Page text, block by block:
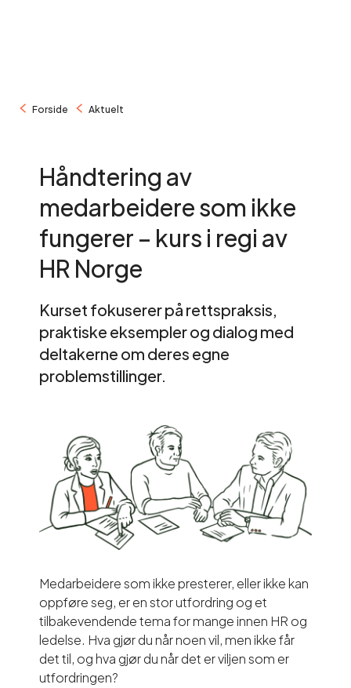
Forside Aktuelt
Håndtering av
medarbeidere som ikke
fungerer – kurs i regi av
HR Norge
Kurset fokuserer på rettspraksis,
praktiske eksempler og dialog med
deltakerne om deres egne
problemstillinger.
Medarbeidere som ikke presterer, eller ikke kan
oppføre seg, er en stor utfordring og et
tilbakevendende tema for mange innen HR og
ledelse. Hva gjør du når noen vil, men ikke får
det til, og hva gjør du når det er viljen som er
utfordringen?